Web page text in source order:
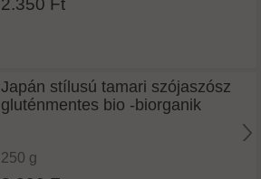
2.350 Ft
Japán stílusú tamari szójaszósz
gluténmentes bio -biorganik
250 g